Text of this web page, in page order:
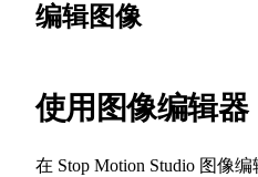
编辑图像
使用图像编辑器
在 Stop Motion Studio 图像